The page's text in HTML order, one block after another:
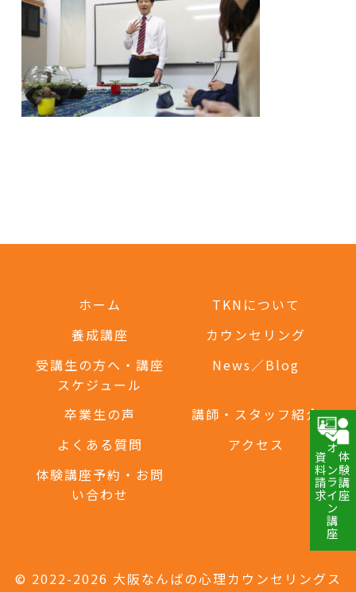
ホーム
TKNについて
養成講座
カウンセリング
受講生の方へ・講座
スケジュール
News／Blog
卒業生の声
講師・スタッフ紹介
よくある質問
アクセス
体験講座予約・お問
い合わせ
体験講座
オンライン講座
資料請求
© 2022-2026 大阪なんばの心理カウンセリングス